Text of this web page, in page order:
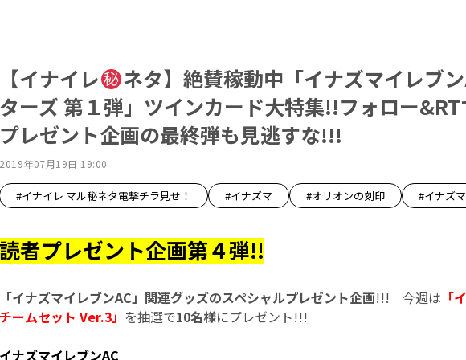
【イナイレ
ネタ】絶賛稼動中「イナズマイレブ
ターズ 第１弾」ツインカード大特集!!フォロー&RT
プレゼント企画の最終弾も見逃すな!!!
2019年07月19日 19:00
#イナイレ マル秘ネタ電撃チラ見せ！ #イナズマ #オリオンの刻印 #イナズ
読者プレゼント企画第４弾!!
「イナズマイレブンAC」関連グッズのスペシャルプレゼント企画!!! 今週は 「
チームセット Ver.3」 を抽選で10名様にプレゼント!!!
イナズマイレブンAC